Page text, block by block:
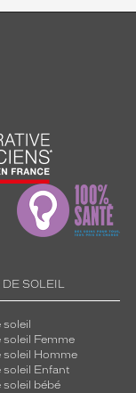
DE SOLEIL
soleil Femme
soleil Homme
soleil Enfant
soleil bébé